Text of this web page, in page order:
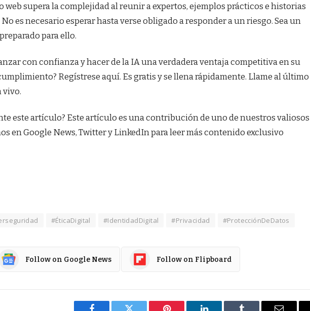
web supera la complejidad al reunir a expertos, ejemplos prácticos e historias
No es necesario esperar hasta verse obligado a responder a un riesgo. Sea un
para ello.
con confianza y hacer de la IA una verdadera ventaja competitiva en su
Regístrese aquí. Es gratis y se llena rápidamente. Llame al último
vivo.
este artículo? Este artículo es una contribución de uno de nuestros valiosos
en Google News, Twitter y LinkedIn para leer más contenido exclusivo
#ÉticaDigital #IdentidadDigital #Privacidad #ProtecciónDeDatos
Follow on Google News Follow on Flipboard